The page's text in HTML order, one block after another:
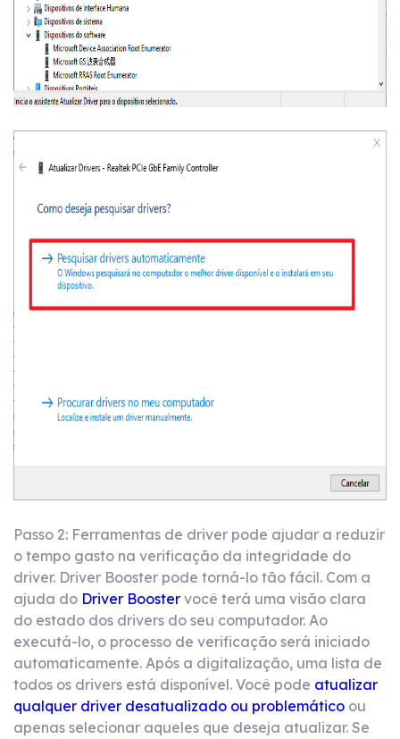
Passo 2: Ferramentas de driver pode ajudar a reduzir
o tempo gasto na verificação da integridade do
driver. Driver Booster pode torná-lo tão fácil. Com a
ajuda do Driver Booster você terá uma visão clara
do estado dos drivers do seu computador. Ao
executá-lo, o processo de verificação será iniciado
automaticamente. Após a digitalização, uma lista de
todos os drivers está disponível. Você pode atualizar
qualquer driver desatualizado ou problemático ou
apenas selecionar aqueles que deseja atualizar. Se